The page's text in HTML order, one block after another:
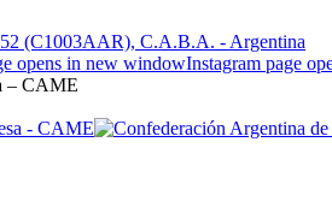
(C1003AAR), C.A.B.A. - Argentina
opens in new windowInstagram page
– CAME